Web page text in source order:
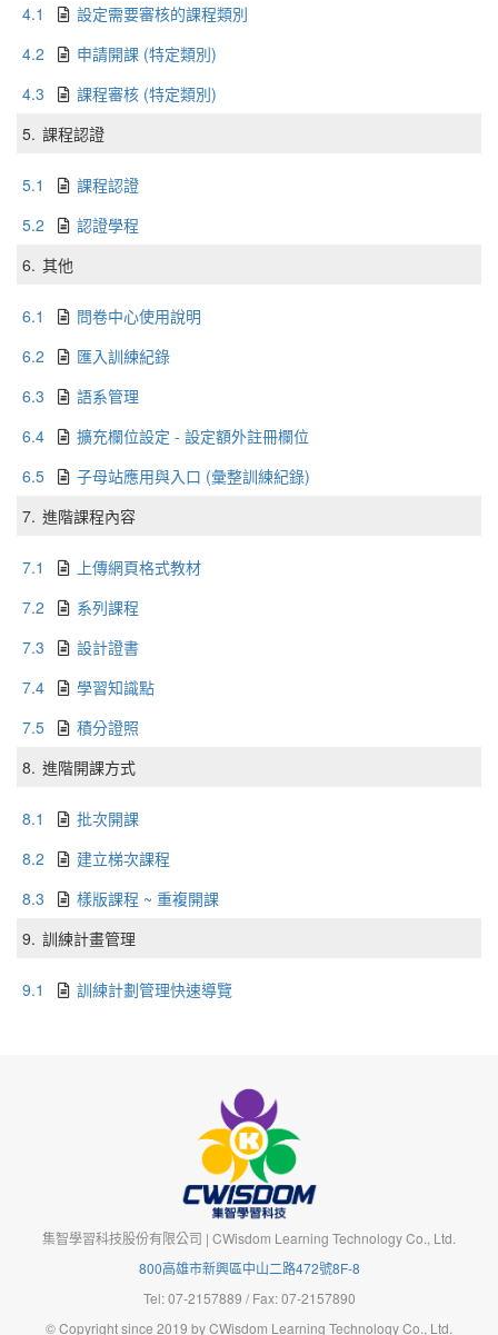
4.1
設定需要審核的課程類別
4.2
申請開課 (特定類別)
4.3
課程審核 (特定類別)
5. 課程認證
5.1
課程認證
5.2
認證學程
6. 其他
6.1
問卷中心使用說明
6.2
匯入訓練紀錄
6.3
語系管理
6.4
擴充欄位設定 - 設定額外註冊欄位
6.5
子母站應用與入口 (彙整訓練紀錄)
7. 進階課程內容
7.1
上傳網頁格式教材
7.2
系列課程
7.3
設計證書
7.4
學習知識點
7.5
積分證照
8. 進階開課方式
8.1
批次開課
8.2
建立梯次課程
8.3
樣版課程 ~ 重複開課
9. 訓練計畫管理
9.1 訓練計劃管理快速導覽
集智學習科技股份有限公司 | CWisdom Learning Technology Co., Ltd.
800高雄市新興區中山二路472號8F-8
Tel: 07-2157889 / Fax: 07-2157890
© Copyright since 2019 by CWisdom Learning Technology Co., Ltd.